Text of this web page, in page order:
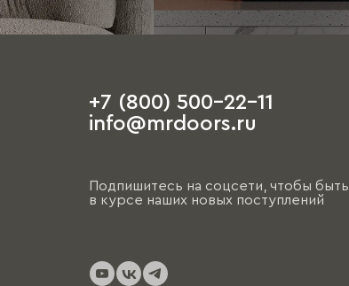
+7 (800) 500-22-11
info@mrdoors.ru
Подпишитесь на соцсети, чтобы быть
в курсе наших новых поступлений